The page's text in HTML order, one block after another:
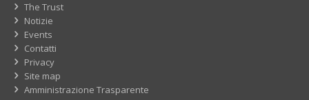
The Trust
Notizie
Events
Contatti
Privacy
Site map
Amministrazione Trasparente